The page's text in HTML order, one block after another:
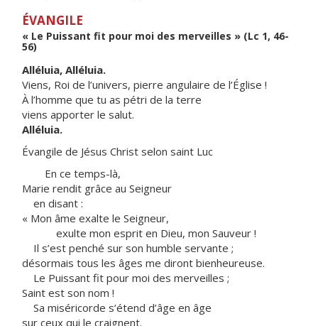
ÉVANGILE
« Le Puissant fit pour moi des merveilles » (Lc 1, 46-
56)
Alléluia, Alléluia.
Viens, Roi de l’univers, pierre angulaire de l’Église !
À l’homme que tu as pétri de la terre
viens apporter le salut.
Alléluia.
Évangile de Jésus Christ selon saint Luc
En ce temps-là,
Marie rendit grâce au Seigneur
en disant :
« Mon âme exalte le Seigneur,
exulte mon esprit en Dieu, mon Sauveur !
Il s’est penché sur son humble servante ;
désormais tous les âges me diront bienheureuse.
Le Puissant fit pour moi des merveilles ;
Saint est son nom !
Sa miséricorde s’étend d’âge en âge
sur ceux qui le craignent.